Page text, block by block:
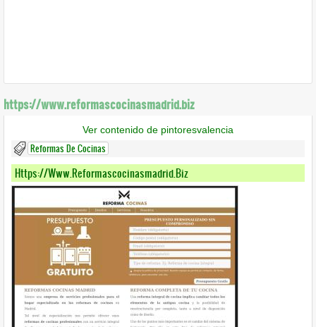
https://www.reformascocinasmadrid.biz
Ver contenido de pintoresvalencia
Reformas De Cocinas
Https://www.reformascocinasmadrid.biz